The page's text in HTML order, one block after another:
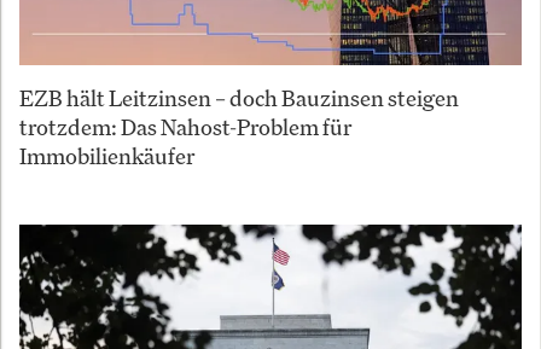
EZB hält Leitzinsen – doch Bauzinsen steigen
trotzdem: Das Nahost-Problem für
Immobilienkäufer